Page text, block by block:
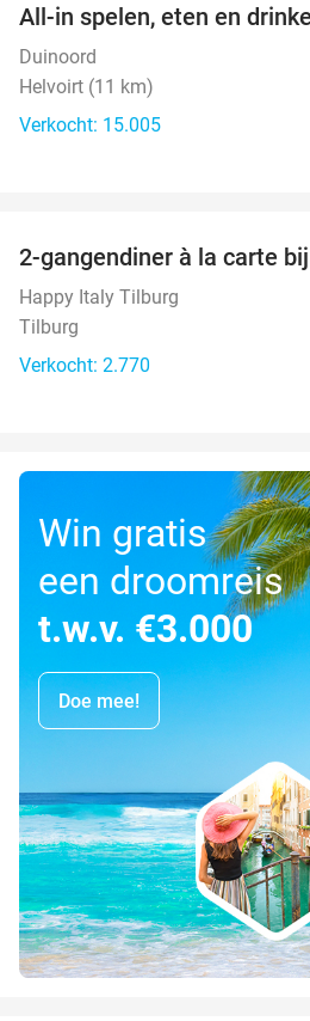
All-in spelen, eten en
Duinoord
Helvoirt (11 km)
Verkocht: 15.005
2-gangendiner à la carte
Happy Italy Tilburg
Tilburg
Verkocht: 2.770
Win gratis
een droomreis
t.w.v. €3.000
Doe mee!